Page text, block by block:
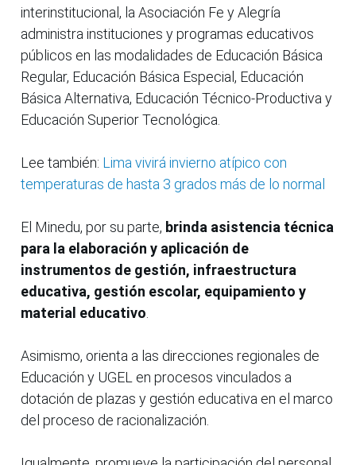
interinstitucional, la Asociación Fe y Alegría
administra instituciones y programas educativos
públicos en las modalidades de Educación Básica
Regular, Educación Básica Especial, Educación
Básica Alternativa, Educación Técnico-Productiva y
Educación Superior Tecnológica.
Lee también: Lima vivirá invierno atípico con
temperaturas de hasta 3 grados más de lo normal
El Minedu, por su parte, brinda asistencia técnica
para la elaboración y aplicación de
instrumentos de gestión, infraestructura
educativa, gestión escolar, equipamiento y
material educativo
Asimismo, orienta a las direcciones regionales de
Educación y UGEL en procesos vinculados a
dotación de plazas y gestión educativa en el marco
del proceso de racionalización.